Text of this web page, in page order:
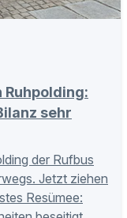
Ruhpolding:
sehr
der Rufbus
Jetzt ziehen
Resümee: